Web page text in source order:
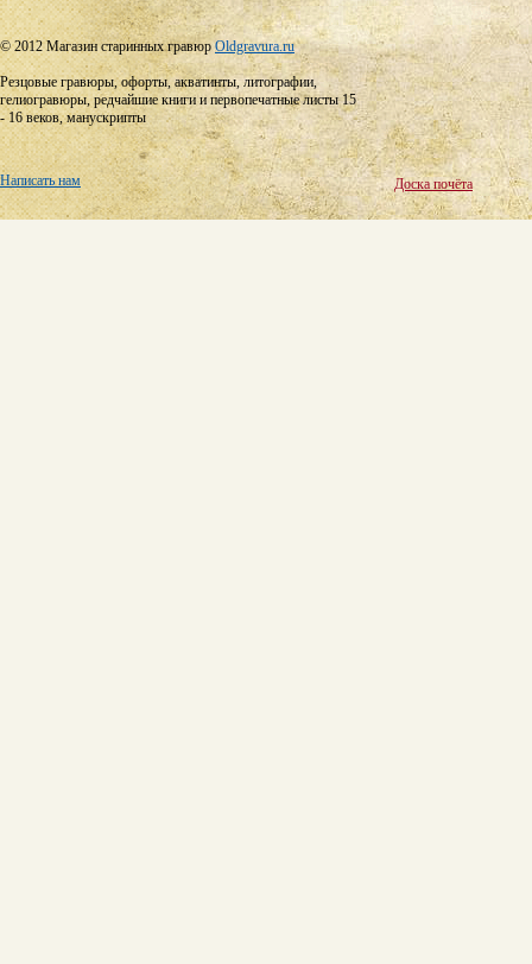
© 2012 Магазин старинных гравюрOldgravura.ru
Резцовые гравюры, офорты, акватинты, литографии,
гелиогравюры, редчайшие книги и первопечатные листы 15
- 16 веков, манускрипты
Написать нам Доска почёта